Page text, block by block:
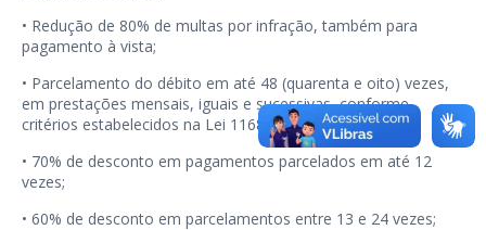
• Redução de 80% de multas por infração, também para
pagamento à vista;
• Parcelamento do débito em até 48 (quarenta e oito) vezes,
em prestações mensais, iguais e sucessivas, conforme
critérios estabelecidos na Lei 1168/2022;
• 70% de desconto em pagamentos parcelados em até 12
vezes;
• 60% de desconto em parcelamentos entre 13 e 24 vezes;